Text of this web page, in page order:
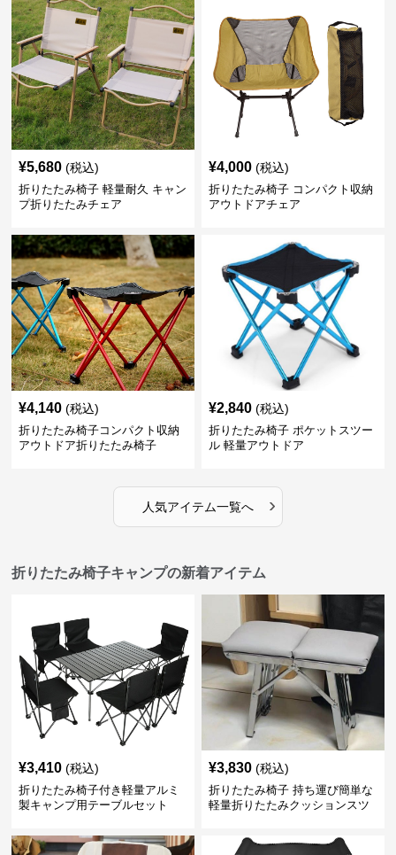
¥5,680 (税込)
折りたたみ椅子 軽量耐久 キャン
プ折りたたみチェア
¥4,000 (税込)
折りたたみ椅子 コンパクト収納
アウトドアチェア
¥4,140 (税込)
折りたたみ椅子コンパクト収納
アウトドア折りたたみ椅子
¥2,840 (税込)
折りたたみ椅子 ポケットスツー
ル 軽量アウトドア
人気アイテム一覧へ ›
折りたたみ椅子キャンプの新着アイテム
¥3,410 (税込)
折りたたみ椅子付き軽量アルミ
製キャンプ用テーブルセット
¥3,830 (税込)
折りたたみ椅子 持ち運び簡単な
軽量折りたたみクッションスツ